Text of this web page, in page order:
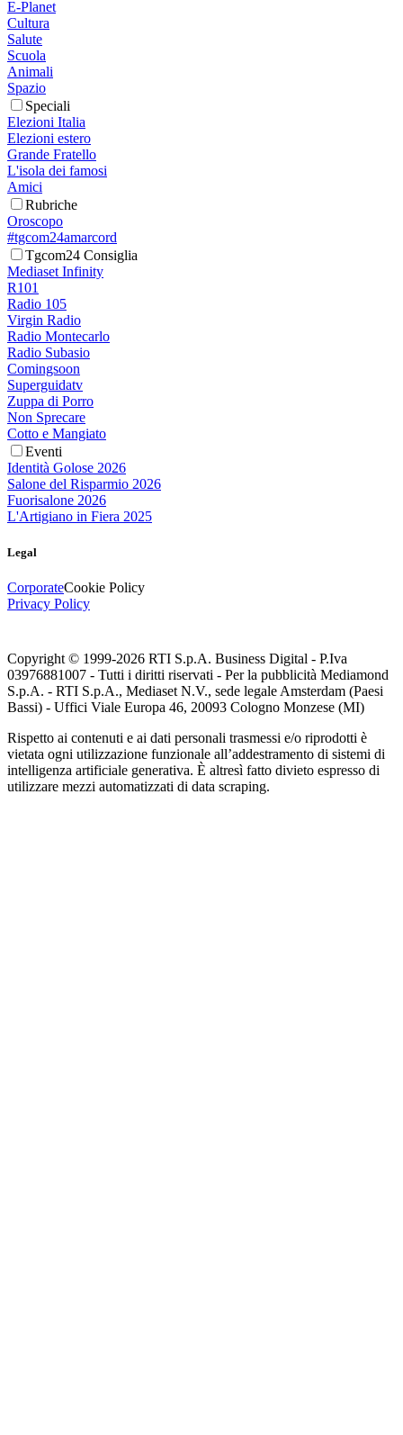
E-Planet
Cultura
Salute
Scuola
Animali
Spazio
Speciali
Elezioni Italia
Elezioni estero
Grande Fratello
L'isola dei famosi
Amici
Rubriche
Oroscopo
#tgcom24amarcord
Tgcom24 Consiglia
Mediaset Infinity
R101
Radio 105
Virgin Radio
Radio Montecarlo
Radio Subasio
Comingsoon
Superguidatv
Zuppa di Porro
Non Sprecare
Cotto e Mangiato
Eventi
Identità Golose 2026
Salone del Risparmio 2026
Fuorisalone 2026
L'Artigiano in Fiera 2025
Legal
CorporateCookie Policy
Privacy Policy
Copyright © 1999-2026 RTI S.p.A. Business Digital - P.Iva
03976881007 - Tutti i diritti riservati - Per la pubblicità Mediamond
S.p.A. - RTI S.p.A., Mediaset N.V., sede legale Amsterdam (Paesi
Bassi) - Uffici Viale Europa 46, 20093 Cologno Monzese (MI)
Rispetto ai contenuti e ai dati personali trasmessi e/o riprodotti è
vietata ogni utilizzazione funzionale all’addestramento di sistemi di
intelligenza artificiale generativa. È altresì fatto divieto espresso di
utilizzare mezzi automatizzati di data scraping.